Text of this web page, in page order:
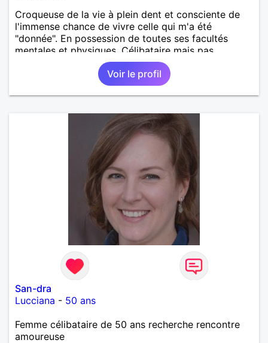
Croqueuse de la vie à plein dent et consciente de
l'immense chance de vivre celle qui m'a été
"donnée". En possession de toutes ses facultés
mentales et physiques. Célibataire mais pas
solitaire, je mène une vie bien remplie. Je ne suis
pas sur ce site par dépit, ni en tant que
représentatrice de la Femme Divorcée Mal dans sa
peau. A bientôt.
Voir le profil
San-dra
Lucciana - 50 ans
Femme célibataire de 50 ans recherche rencontre
amoureuse